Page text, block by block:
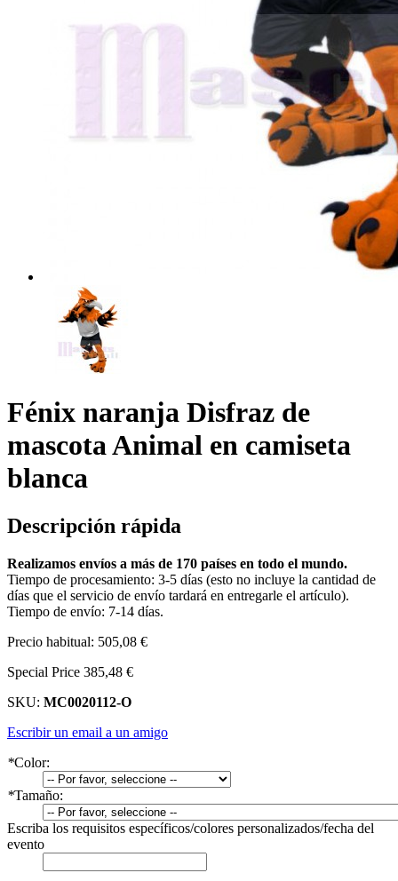
Fénix naranja Disfraz de
mascota Animal en camiseta
blanca
Descripción rápida
Realizamos envíos a más de 170 países en todo el mundo.
Tiempo de procesamiento: 3-5 días (esto no incluye la cantidad de
días que el servicio de envío tardará en entregarle el artículo).
Tiempo de envío: 7-14 días.
Precio habitual: 505,08 €
Special Price 385,48 €
SKU: MC0020112-O
Escribir un email a un amigo
*Color:
*Tamaño:
Escriba los requisitos específicos/colores personalizados/fecha del
evento